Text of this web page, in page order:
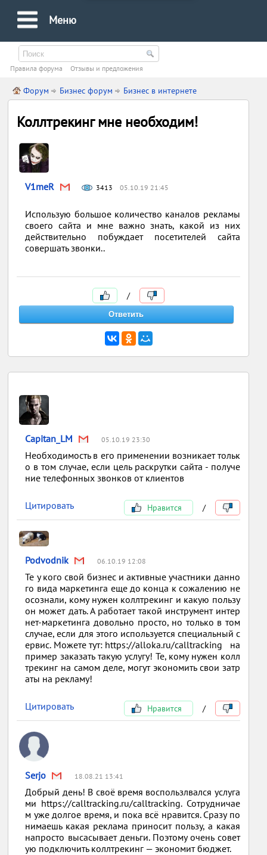
Меню
Правила форума Oтзывы и предложения
Форум Бизнес форум Бизнес в интернете
Коллтрекинг мне необходим!
V1meR 3413 05.10.19 21:45
Использую большое количество каналов рекламы
своего сайта и мне важно знать, какой из них
действительно побуждает посетителей сайта
совершать звонки..
/
Capitan_LM 05.10.19 23:30
Необходимость в его применении возникает тольк
о в том случае, если цель раскрутки сайта - получе
ние телефонных звонков от клиентов
Цитировать Нравится /
Podvodnik 06.10.19 12:08
Те у кого свой бизнес и активные участники данно
го вида маркетинга еще до конца к сожалению не
осознали, кому нужен коллтрекинг и какую пользу
он может дать. А работает такой инструмент интер
нет-маркетинга довольно просто, но только в том
случае, если для этого используется специальный с
ервис. Можете тут: https://alloka.ru/calltracking на
пример заказать такую услугу! Те, кому нужен колл
трекинг на самом деле, могут экономить свои затр
аты на рекламу!
Цитировать Нравится /
Serjo 18.08.21 13:41
Добрый день! В своё время воспользлвался услуга
ми https://calltracking.ru/calltracking. Сотрудничае
м уже долгое время, и пока всё нравится. Сразу по
нимаешь какая реклама приносит пользу, а какая
напросто высасывает деньги. Поэтому очень совет
ую подключить коллтрекинг — экономит бюджет.